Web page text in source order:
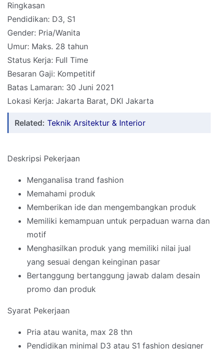
Ringkasan
Pendidikan: D3, S1
Gender: Pria/Wanita
Umur: Maks. 28 tahun
Status Kerja: Full Time
Besaran Gaji: Kompetitif
Batas Lamaran: 30 Juni 2021
Lokasi Kerja: Jakarta Barat, DKI Jakarta
Related: Teknik Arsitektur & Interior
Deskripsi Pekerjaan
Menganalisa trand fashion
Memahami produk
Memberikan ide dan mengembangkan produk
Memiliki kemampuan untuk perpaduan warna dan
motif
Menghasilkan produk yang memiliki nilai jual
yang sesuai dengan keinginan pasar
Bertanggung bertanggung jawab dalam desain
promo dan produk
Syarat Pekerjaan
Pria atau wanita, max 28 thn
Pendidikan minimal D3 atau S1 fashion designer